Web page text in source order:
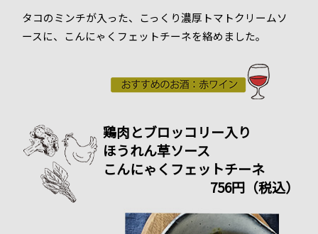
タコのミンチが入った、こっくり濃厚トマトクリームソ
ースに、こんにゃくフェットチーネを絡めました。
鶏肉とブロッコリー入り
ほうれん草ソース
こんにゃくフェットチーネ
756円（税込）